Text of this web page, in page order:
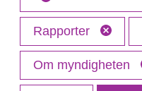
Rapporter
Om myndigheten